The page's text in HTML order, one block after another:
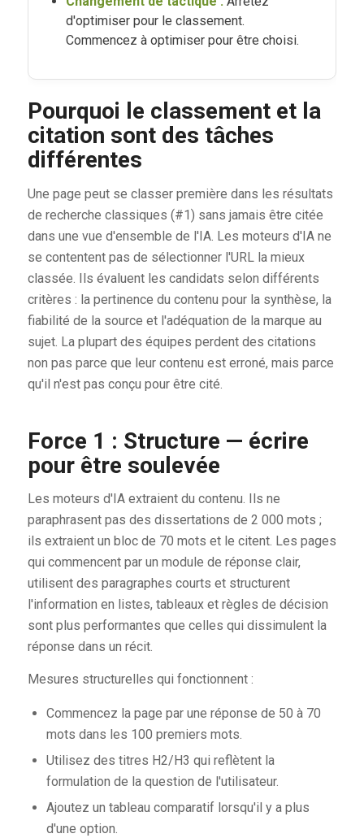
d'optimiser pour le classement.
Commencez à optimiser pour être choisi.
Pourquoi le classement et la
citation sont des tâches
différentes
Une page peut se classer première dans les résultats
de recherche classiques (#1) sans jamais être citée
dans une vue d'ensemble de l'IA. Les moteurs d'IA ne
se contentent pas de sélectionner l'URL la mieux
classée. Ils évaluent les candidats selon différents
critères : la pertinence du contenu pour la synthèse, la
fiabilité de la source et l'adéquation de la marque au
sujet. La plupart des équipes perdent des citations
non pas parce que leur contenu est erroné, mais parce
qu'il n'est pas conçu pour être cité.
Force 1 : Structure — écrire
pour être soulevée
Les moteurs d'IA extraient du contenu. Ils ne
paraphrasent pas des dissertations de 2 000 mots ;
ils extraient un bloc de 70 mots et le citent. Les pages
qui commencent par un module de réponse clair,
utilisent des paragraphes courts et structurent
l'information en listes, tableaux et règles de décision
sont plus performantes que celles qui dissimulent la
réponse dans un récit.
Mesures structurelles qui fonctionnent :
Commencez la page par une réponse de 50 à 70
mots dans les 100 premiers mots.
Utilisez des titres H2/H3 qui reflètent la
formulation de la question de l'utilisateur.
Ajoutez un tableau comparatif lorsqu'il y a plus
d'une option.